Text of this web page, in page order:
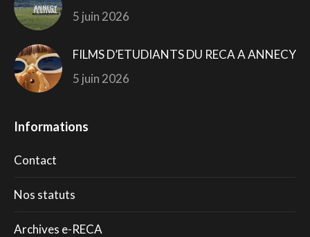
5 juin 2026
FILMS D’ETUDIANTS DU RECA A ANNECY
5 juin 2026
Informations
Contact
Nos statuts
Archives e-RECA